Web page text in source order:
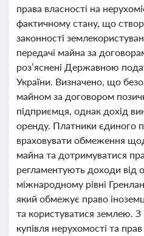
права власності на
фактичному стану, що
законності
передачі майна за
роз’яснені Державною
України. Визначено, що
майном за договором
підприємця, однак дохід
оренду. Платники єдиного
враховувати обмеження
майна та дотримуватися
регламентують доходи від
міжнародному рівні
який обмежує право
та користуватися землею. З
купівля нерухомості та